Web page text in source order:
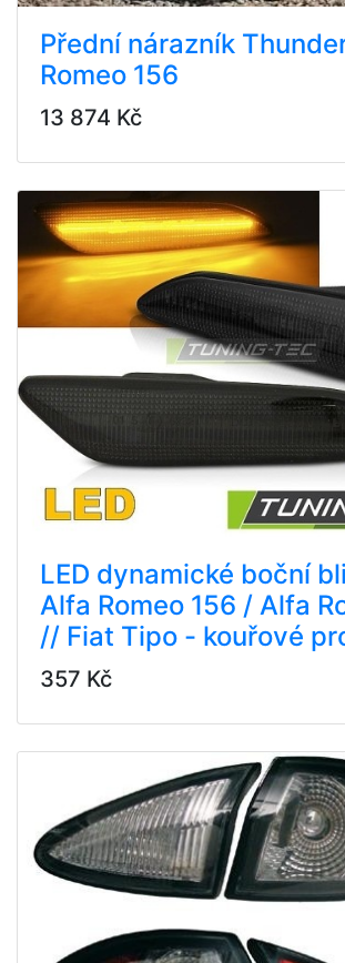
Přední nárazník
Romeo 156
13 874 Kč
LED dynamické boční
Alfa Romeo 156 / Alfa
// Fiat Tipo - kouřové
357 Kč